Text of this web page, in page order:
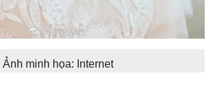
Ảnh minh họa: Internet